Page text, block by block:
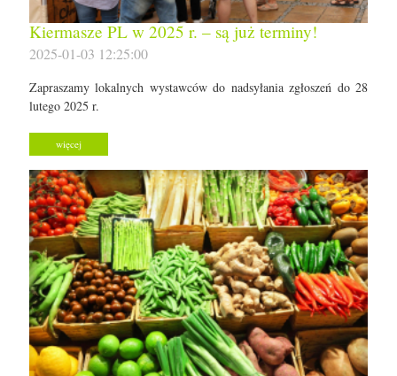
Kiermasze PL w 2025 r. – są już terminy!
2025-01-03 12:25:00
Zapraszamy lokalnych wystawców do nadsyłania zgłoszeń do 28
lutego 2025 r.
więcej